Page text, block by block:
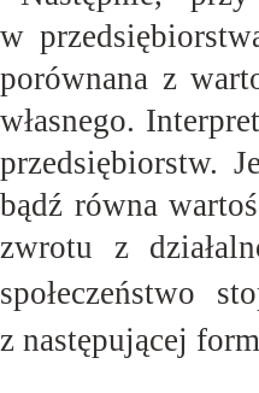
w
porównana z
własnego.
przedsiębiorstw.
bądź równa
zwrotu z
społeczeństwo
z następującej